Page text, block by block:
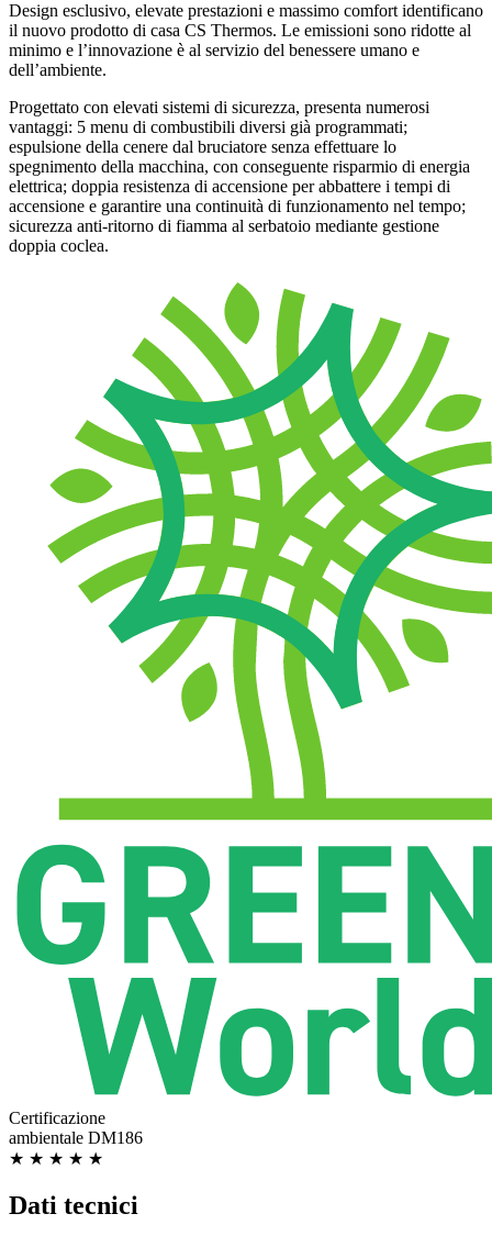
Design esclusivo, elevate prestazioni e massimo comfort identificano
il nuovo prodotto di casa CS Thermos. Le emissioni sono ridotte al
minimo e l’innovazione è al servizio del benessere umano e
dell’ambiente.
Progettato con elevati sistemi di sicurezza, presenta numerosi
vantaggi: 5 menu di combustibili diversi già programmati;
espulsione della cenere dal bruciatore senza effettuare lo
spegnimento della macchina, con conseguente risparmio di energia
elettrica; doppia resistenza di accensione per abbattere i tempi di
accensione e garantire una continuità di funzionamento nel tempo;
sicurezza anti-ritorno di fiamma al serbatoio mediante gestione
doppia coclea.
Certificazione
ambientale DM186
★ ★ ★ ★ ★
Dati tecnici